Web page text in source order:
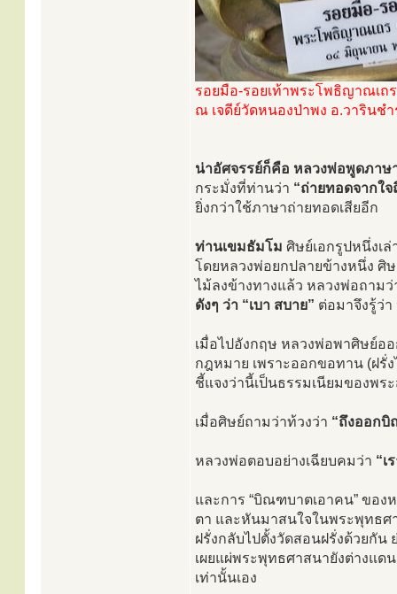
รอยมือ-รอยเท้าพระโพธิญาณเถ
ณ เจดีย์วัดหนองป่าพง อ.วารินช
น่าอัศจรรย์ก็คือ หลวงพ่อพูดภาษ
กระมั่งที่ท่านว่า “ถ่ายทอดจากใจ
ยิ่งกว่าใช้ภาษาถ่ายทอดเสียอีก
ท่านเขมธัมโม ศิษย์เอกรูปหนึ่งเ
โดยหลวงพ่อยกปลายข้างหนึ่ง ศิ
ไม้ลงข้างทางแล้ว หลวงพ่อถามว่
ดังๆ ว่า “เบา สบาย” ต่อมาจึงรู้ว่
เมื่อไปอังกฤษ หลวงพ่อพาศิษย์อ
กฎหมาย เพราะออกขอทาน (ฝ
ชี้แจงว่านี้เป็นธรรมเนียมของพร
เมื่อศิษย์ถามว่าท้วงว่า “ถึงออก
หลวงพ่อตอบอย่างเฉียบคมว่า “เ
และการ “บิณฑบาตเอาคน” ขอ
ตา และหันมาสนใจในพระพุทธศ
ฝรั่งกลับไปตั้งวัดสอนฝรั่งด้วยกัน
เผยแผ่พระพุทธศาสนายังต่างแ
เท่านั้นเอง